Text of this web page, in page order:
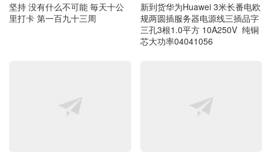
坚持 没有什么不可能 毎天十公
里打卡 第一百九十三周
新到货华为Huawei 3米长番电欧
规两圆插服务器电源线三插品字
三孔3根1.0平方 10A250V 纯铜
芯大功率04041056